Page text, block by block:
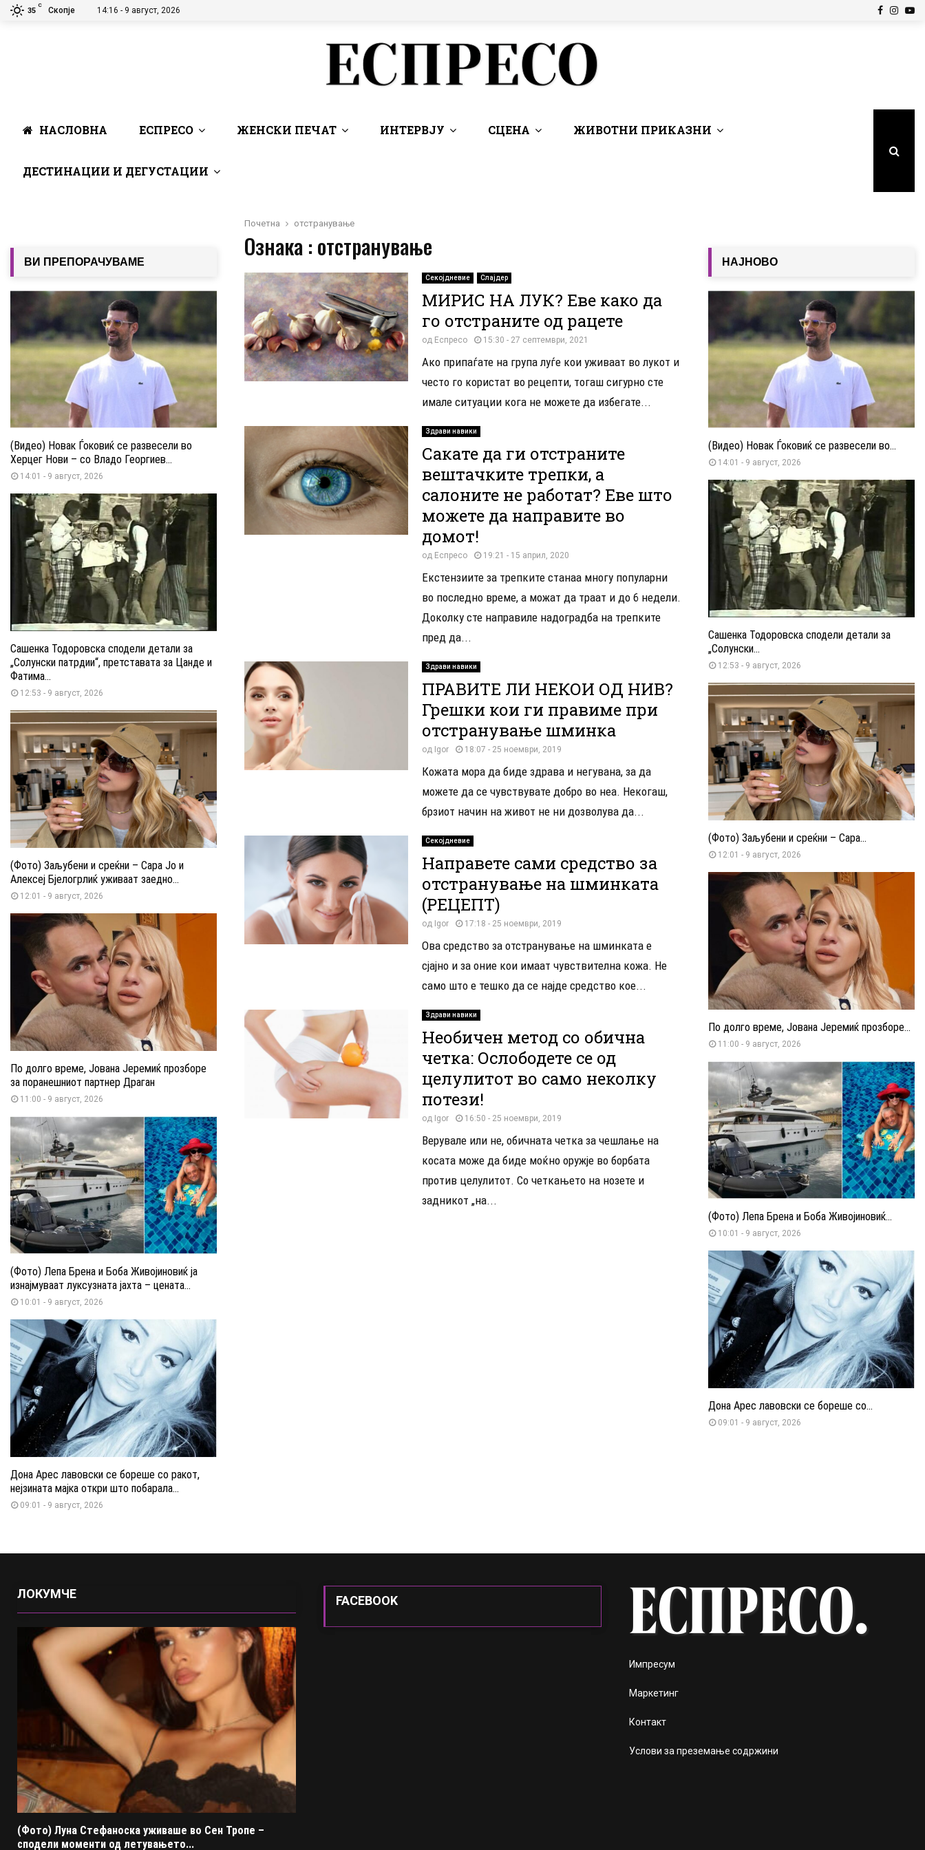
35
C
Скопје 14:16 - 9 август, 2026 Facebook
НАСЛОВНА ЕСПРЕСО ЖЕНСКИ ПЕЧАТ ИНТЕРВЈУ СЦЕНА ЖИВОТНИ ПРИКАЗНИ
ДЕСТИНАЦИИ И ДЕГУСТАЦИИ
Почетна отстранување
Ознака : отстранување
Секојдневие Слајдер
МИРИС НА ЛУК? Еве како да
го отстраните од рацете
од Еспресо 15:30 - 27 септември, 2021
Ако припаѓате на група луѓе кои уживаат во лукот и
често го користат во рецепти, тогаш сигурно сте
имале ситуации кога не можете да избегате...
Здрави навики
Сакате да ги отстраните
вештачките трепки, а
салоните не работат? Еве што
можете да направите во
домот!
од Еспресо 19:21 - 15 април, 2020
Екстензиите за трепките станаа многу популарни
во последно време, а можат да траат и до 6 недели.
Доколку сте направиле надоградба на трепките
пред да...
Здрави навики
ПРАВИТЕ ЛИ НЕКОИ ОД НИВ?
Грешки кои ги правиме при
отстранување шминка
од Igor 18:07 - 25 ноември, 2019
Кожата мора да биде здрава и негувана, за да
можете да се чувствувате добро во неа. Некогаш,
брзиот начин на живот не ни дозволува да...
Секојдневие
Направете сами средство за
отстранување на шминката
(РЕЦЕПТ)
од Igor 17:18 - 25 ноември, 2019
Ова средство за отстранување на шминката е
сјајно и за оние кои имаат чувствителна кожа. Не
само што е тешко да се најде средство кое...
Здрави навики
Необичен метод со обична
четка: Ослободете се од
целулитот во само неколку
потези!
од Igor 16:50 - 25 ноември, 2019
Верувале или не, обичната четка за чешлање на
косата може да биде моќно оружје во борбата
против целулитот. Со четкањето на нозете и
задникот „на...
ВИ ПРЕПОРАЧУВАМЕ
(Видео) Новак Ѓоковиќ се развесели во
Херцег Нови – со Владо Георгиев...
14:01 - 9 август, 2026
Сашенка Тодоровска сподели детали за
„Солунски патрдии“, претставата за Цанде и
Фатима...
12:53 - 9 август, 2026
(Фото) Заљубени и среќни – Сара Јо и
Алексеј Бјелогрлиќ уживаат заедно...
12:01 - 9 август, 2026
По долго време, Јована Јеремиќ прозборе
за поранешниот партнер Драган
11:00 - 9 август, 2026
(Фото) Лепа Брена и Боба Живојиновиќ ја
изнајмуваат луксузната јахта – цената...
10:01 - 9 август, 2026
Дона Арес лавовски се бореше со ракот,
нејзината мајка откри што побарала...
09:01 - 9 август, 2026
НАЈНОВО
(Видео) Новак Ѓоковиќ се развесели во...
14:01 - 9 август, 2026
Сашенка Тодоровска сподели детали за
„Солунски...
12:53 - 9 август, 2026
(Фото) Заљубени и среќни – Сара...
12:01 - 9 август, 2026
По долго време, Јована Јеремиќ прозборе...
11:00 - 9 август, 2026
(Фото) Лепа Брена и Боба Живојиновиќ...
10:01 - 9 август, 2026
Дона Арес лавовски се бореше со...
09:01 - 9 август, 2026
ЛОКУМЧЕ
(Фото) Луна Стефаноска уживаше во Сен Тропе –
сподели моменти од летувањето...
FACEBOOK
Импресум
Маркетинг
Контакт
Услови за преземање содржини